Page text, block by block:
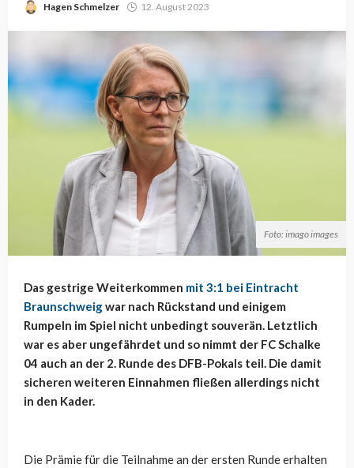
Hagen Schmelzer 12. August 2023
Foto: imago images
Das gestrige Weiterkommen mit 3:1 bei Eintracht
Braunschweigwar nach Rückstand und einigem
Rumpeln im Spiel nicht unbedingt souverän. Letztlich
war es aber ungefährdet und so nimmt der FC Schalke
04 auch an der 2. Runde des DFB-Pokals teil. Die damit
sicheren weiteren Einnahmen fließen allerdings nicht
in den Kader.
Die Prämie für die Teilnahme an der ersten Runde erhalten